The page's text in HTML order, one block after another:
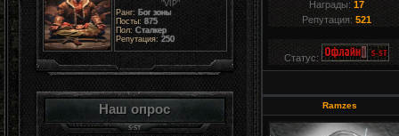
"VIP"
Ранг: Бог зоны
Посты: 875
Пол: Сталкер
Репутация: 250
Наш опрос
Награды: 17
Репутация: 521
Статус:
Ramzes